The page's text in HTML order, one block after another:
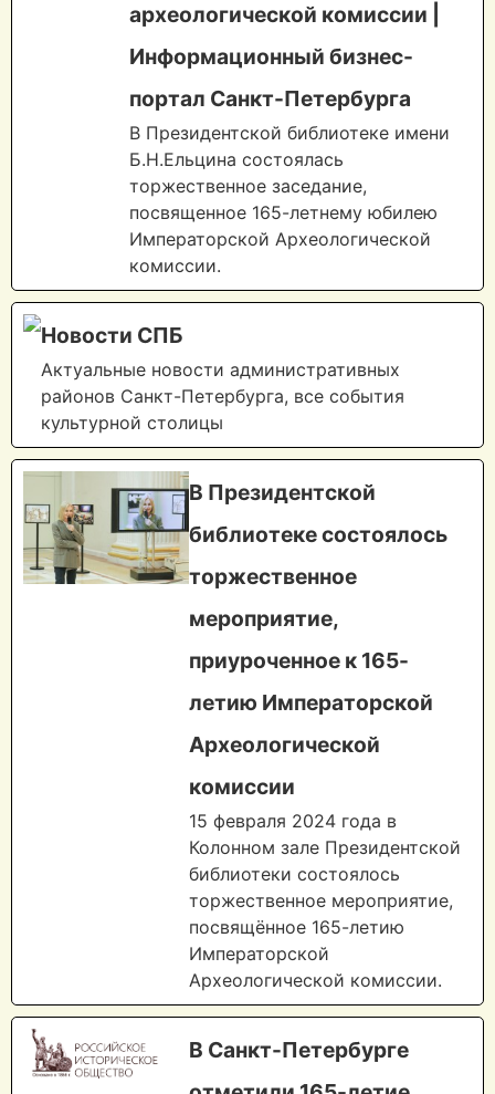
археологической комиссии |
Информационный бизнес-
портал Санкт-Петербурга
В Президентской библиотеке имени
Б.Н.Ельцина состоялась
торжественное заседание,
посвященное 165-летнему юбилею
Императорской Археологической
комиссии.
Новости СПБ
Актуальные новости административных
районов Санкт-Петербурга, все события
культурной столицы
В Президентской
библиотеке состоялось
торжественное
мероприятие,
приуроченное к 165-
летию Императорской
Археологической
комиссии
15 февраля 2024 года в
Колонном зале Президентской
библиотеки состоялось
торжественное мероприятие,
посвящённое 165-летию
Императорской
Археологической комиссии.
В Санкт-Петербурге